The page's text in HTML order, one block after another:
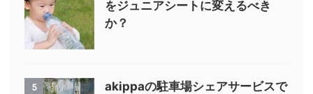
をジュニアシートに変えるべき
か？
5
akippaの駐車場シェアサービスで